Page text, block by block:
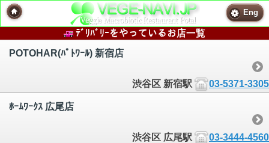
Eng
ﾃﾞﾘﾊﾞﾘｰをやっているお店一覧
POTOHAR(ﾊﾟﾄﾜｰﾙ) 新宿店
渋谷区 新宿駅 03-5371-3305
ﾎｰﾑﾜｰｸｽ 広尾店
渋谷区 広尾駅 03-3444-4560